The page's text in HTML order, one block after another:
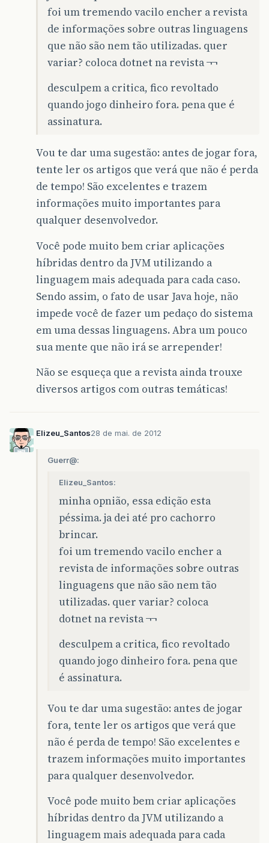
foi um tremendo vacilo encher a revista
de informações sobre outras linguagens
que não são nem tão utilizadas. quer
variar? coloca dotnet na revista ¬¬
desculpem a critica, fico revoltado
quando jogo dinheiro fora. pena que é
assinatura.
Vou te dar uma sugestão: antes de jogar fora,
tente ler os artigos que verá que não é perda
de tempo! São excelentes e trazem
informações muito importantes para
qualquer desenvolvedor.
Você pode muito bem criar aplicações
híbridas dentro da JVM utilizando a
linguagem mais adequada para cada caso.
Sendo assim, o fato de usar Java hoje, não
impede você de fazer um pedaço do sistema
em uma dessas linguagens. Abra um pouco
sua mente que não irá se arrepender!
Não se esqueça que a revista ainda trouxe
diversos artigos com outras temáticas!
Elizeu_Santos28 de mai. de 2012
Guerr@:
Elizeu_Santos:
minha opnião, essa edição esta
péssima. ja dei até pro cachorro
brincar.
foi um tremendo vacilo encher a
revista de informações sobre outras
linguagens que não são nem tão
utilizadas. quer variar? coloca
dotnet na revista ¬¬
desculpem a critica, fico revoltado
quando jogo dinheiro fora. pena que
é assinatura.
Vou te dar uma sugestão: antes de jogar
fora, tente ler os artigos que verá que
não é perda de tempo! São excelentes e
trazem informações muito importantes
para qualquer desenvolvedor.
Você pode muito bem criar aplicações
híbridas dentro da JVM utilizando a
linguagem mais adequada para cada